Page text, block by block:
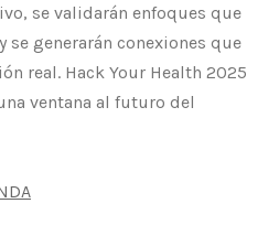
se validarán enfoques que
se generarán conexiones que
real. Hack Your Health 2025
ventana al futuro del